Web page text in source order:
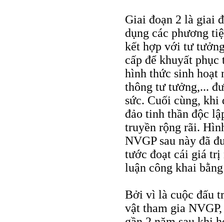
Giai đoạn 2 là giai
dụng các phương
kết hợp với tư
cấp để khuyất
hình thức sinh hoạt
thông tư tưởng,...
sức. Cuối cùng, khi
đảo tinh thần độc
truyền rộng rãi.
NVGP sau này đã
tước đoạt cái giá trị
luận công khai
Bởi vì là cuộc đấu
vật tham gia